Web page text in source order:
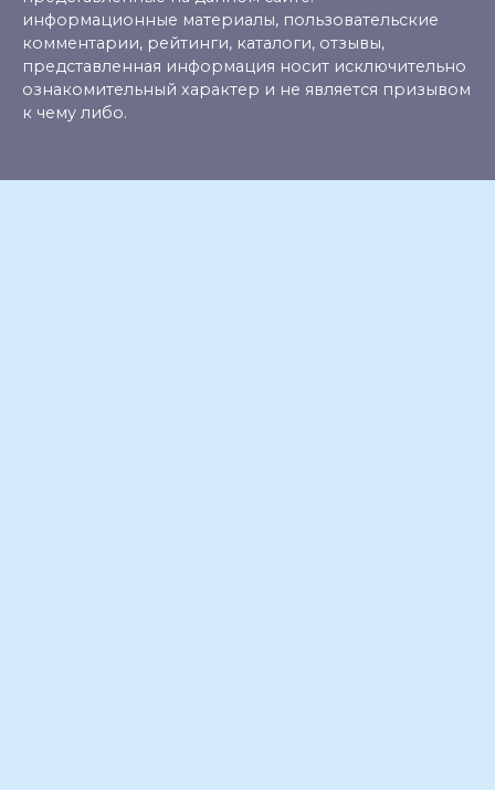
информационные материалы, пользовательские
комментарии, рейтинги, каталоги, отзывы,
представленная информация носит исключительно
ознакомительный характер и не является призывом
к чему либо.